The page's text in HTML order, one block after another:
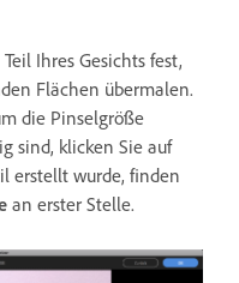
Ihres Gesichts fest,
Flächen übermalen.
die Pinselgröße
sind, klicken Sie auf
erstellt wurde, finden
an erster Stelle.